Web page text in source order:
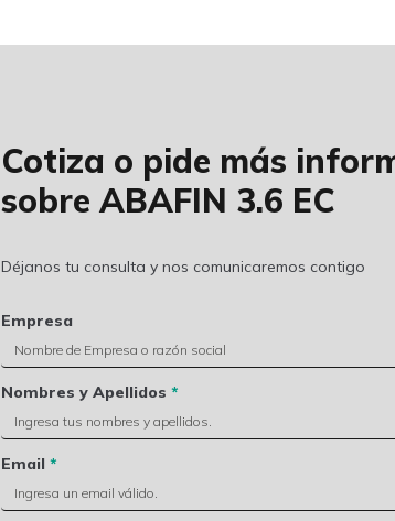
Cotiza o pide más
sobre ABAFIN 3.6 EC
Déjanos tu consulta y nos comunicaremos contigo
Empresa
Nombres y Apellidos*
Email*